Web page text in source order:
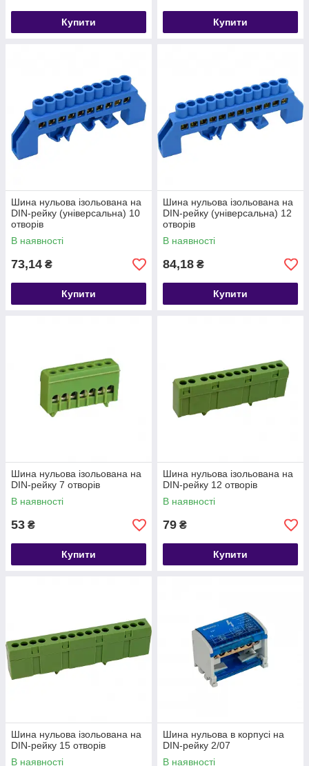
Купити Купити
Шина нульова ізольована на
DIN-рейку (універсальна) 10
отворів
В наявності
73,14 ₴
Купити
Шина нульова ізольована на
DIN-рейку (універсальна) 12
отворів
В наявності
84,18 ₴
Купити
Шина нульова ізольована на
DIN-рейку 7 отворів
В наявності
53 ₴
Купити
Шина нульова ізольована на
DIN-рейку 12 отворів
В наявності
79 ₴
Купити
Шина нульова ізольована на
DIN-рейку 15 отворів
В наявності
Шина нульова в корпусі на
DIN-рейку 2/07
В наявності